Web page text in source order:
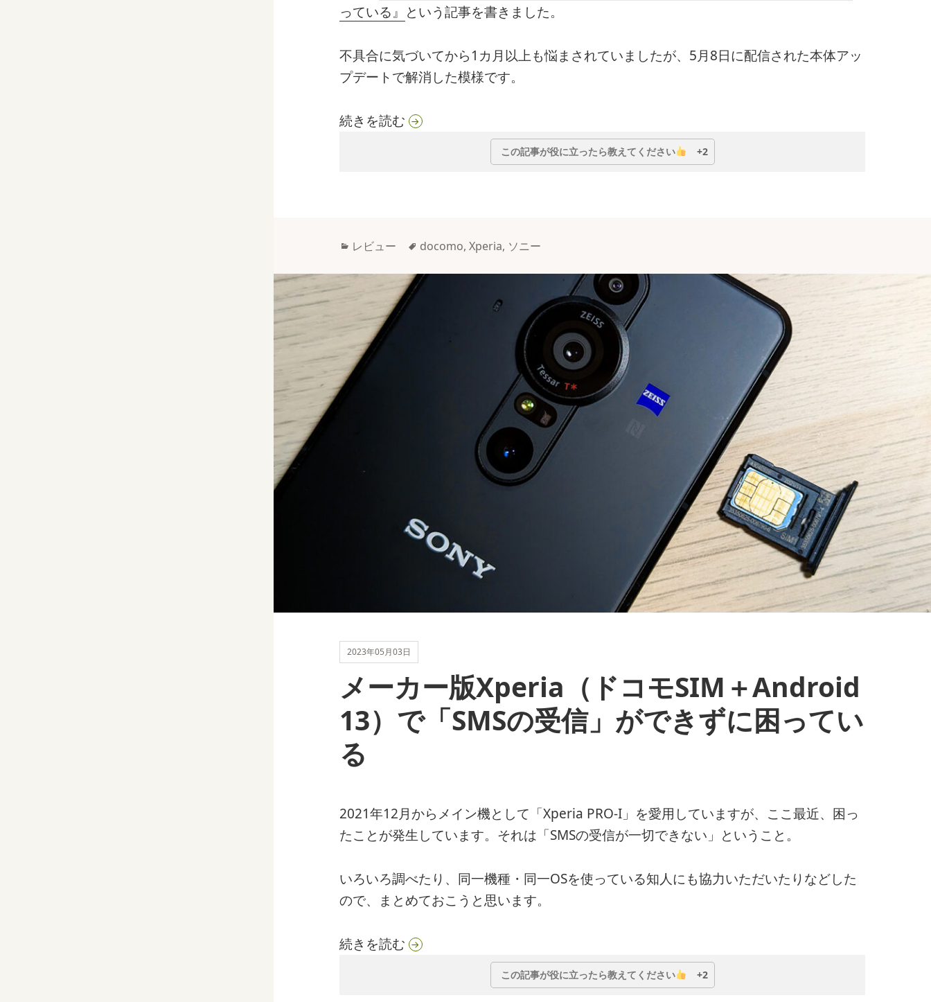
っている』 という記事を書きました。
不具合に気づいてから1カ月以上も悩まされていましたが、5月8日に配信された本体アッ
プデートで解消した模様です。
続きを読む一部のAndroid 13に更新したXperia「SMSが受信できない」不具合が恐らく解消
この記事が役に立ったら教えてください +2
カ
ゴ
レビュー
タ
docomo,Xperia, ソニー
2023年05月03日
メーカー版Xperia（ドコモSIM＋Android
13）で「SMSの受信」ができずに困ってい
る
2021年12月からメイン機として「Xperia PRO-I」を愛用していますが、ここ最近、困っ
たことが発生しています。それは「SMSの受信が一切できない」ということ。
いろいろ調べたり、同一機種・同一OSを使っている知人にも協力いただいたりなどした
ので、まとめておこうと思います。
続きを読むメーカー版Xperia（ドコモSIM＋Android 13）で「SMSの受信」ができずに困っている
この記事が役に立ったら教えてください +2